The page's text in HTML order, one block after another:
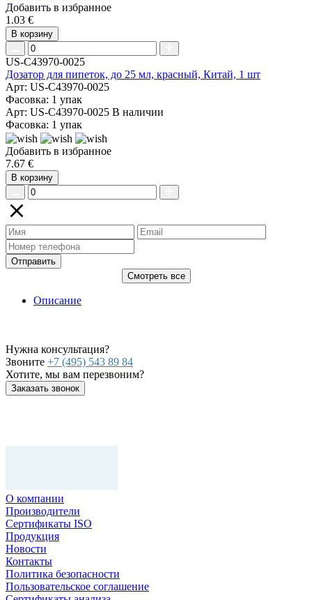
Добавить в избранное
1.03 €
В корзину
US-C43970-0025
Дозатор для пипеток, до 25 мл, красный, Китай, 1 шт
Арт: US-C43970-0025
Фасовка: 1 упак
Арт: US-C43970-0025 В наличии
Фасовка: 1 упак
Добавить в избранное
7.67 €
В корзину
Отправить
Смотреть все
Описание
Нужна консультация?
Звоните +7 (495) 543 89 84
Хотите, мы вам перезвоним?
Заказать звонок
О компании
Производители
Сертификаты ISO
Продукция
Новости
Контакты
Политика безопасности
Пользовательское соглашение